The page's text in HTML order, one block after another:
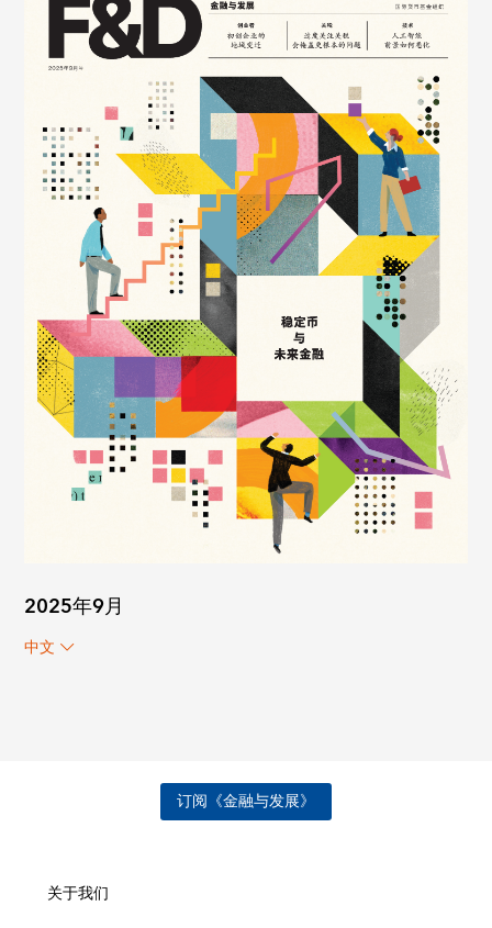
2025年9月
中文
订阅《金融与发展》
关于我们